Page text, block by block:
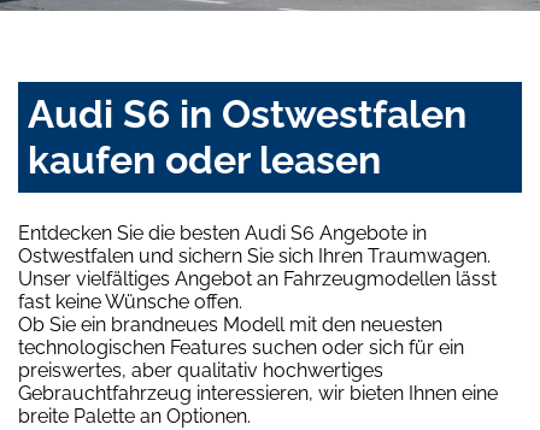
Audi S6 in Ostwestfalen
kaufen oder leasen
Entdecken Sie die besten Audi S6 Angebote in
Ostwestfalen und sichern Sie sich Ihren Traumwagen.
Unser vielfältiges Angebot an Fahrzeugmodellen lässt
fast keine Wünsche offen.
Ob Sie ein brandneues Modell mit den neuesten
technologischen Features suchen oder sich für ein
preiswertes, aber qualitativ hochwertiges
Gebrauchtfahrzeug interessieren, wir bieten Ihnen eine
breite Palette an Optionen.